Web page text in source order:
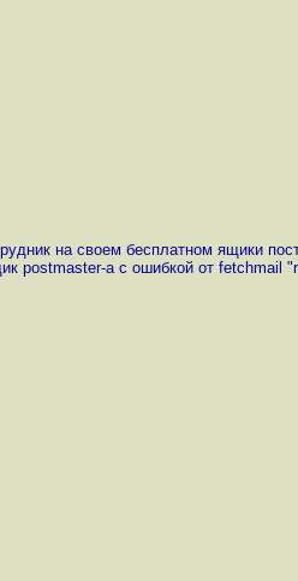
на своем бесплатном ящики
postmaster-a с ошибкой от fetchmail